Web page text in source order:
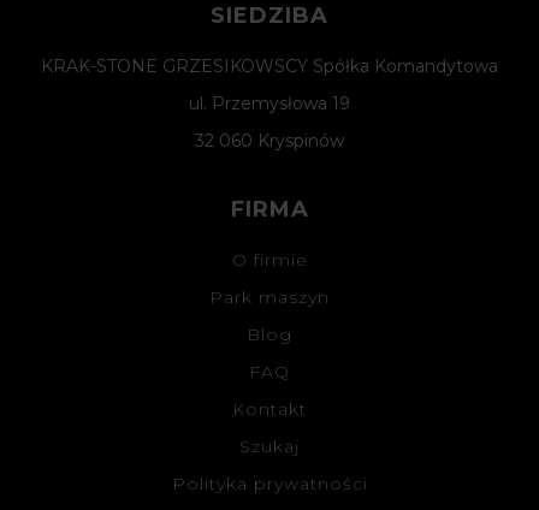
SIEDZIBA
KRAK-STONE GRZESIKOWSCY Spółka Komandytowa
ul. Przemysłowa 19
32 060 Kryspinów
FIRMA
O firmie
Park maszyn
Blog
FAQ
Kontakt
Szukaj
Polityka prywatności